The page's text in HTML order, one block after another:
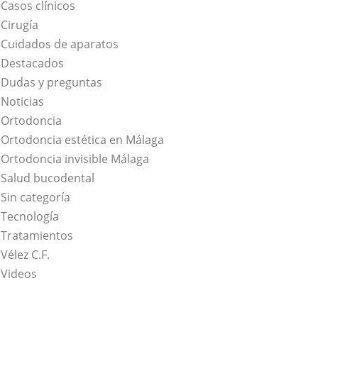
Casos clínicos
Cirugía
Cuidados de aparatos
Destacados
Dudas y preguntas
Noticias
Ortodoncia
Ortodoncia estética en Málaga
Ortodoncia invisible Málaga
Salud bucodental
Sin categoría
Tecnología
Tratamientos
Vélez C.F.
Videos